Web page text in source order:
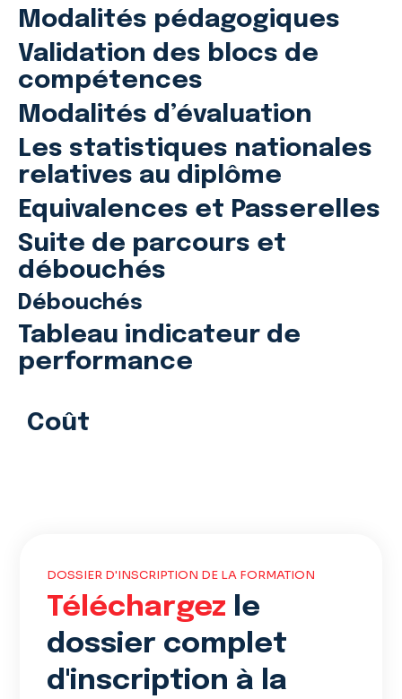
Modalités pédagogiques
Validation des blocs de
compétences
Modalités d’évaluation
Les statistiques nationales
relatives au diplôme
Equivalences et Passerelles
Suite de parcours et
débouchés
Débouchés
Tableau indicateur de
performance
Coût
DOSSIER D'INSCRIPTION DE LA FORMATION
Téléchargez le
dossier complet
d'inscription à la